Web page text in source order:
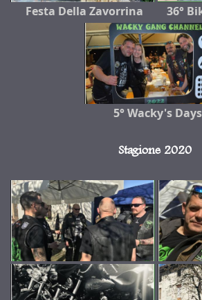
Festa Della Zavorrina 36°
5° Wacky's Days
Stagione 2020